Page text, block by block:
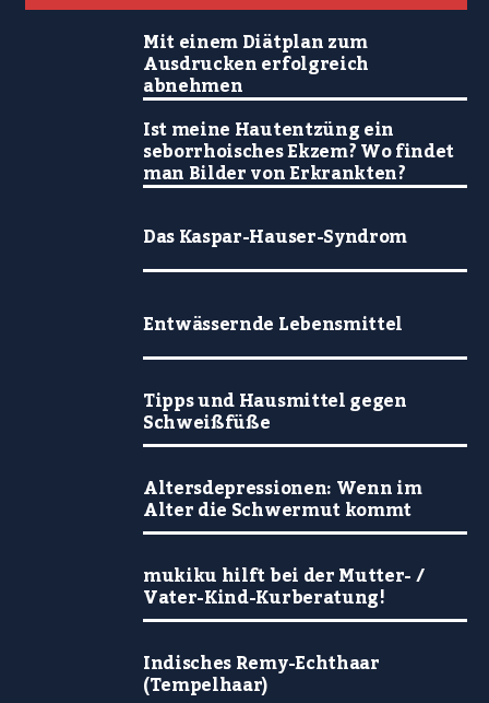
Mit einem Diätplan zum
Ausdrucken erfolgreich
abnehmen
Ist meine Hautentzüng ein
seborrhoisches Ekzem? Wo findet
man Bilder von Erkrankten?
Das Kaspar-Hauser-Syndrom
Entwässernde Lebensmittel
Tipps und Hausmittel gegen
Schweißfüße
Altersdepressionen: Wenn im
Alter die Schwermut kommt
mukiku hilft bei der Mutter- /
Vater-Kind-Kurberatung!
Indisches Remy-Echthaar
(Tempelhaar)